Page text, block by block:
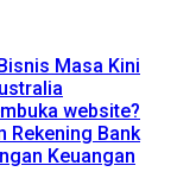
Masa Kini
website?
Rekening Bank
Keuangan